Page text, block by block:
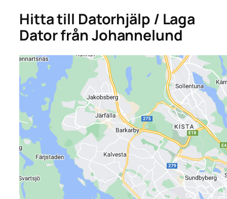
Hitta till Datorhjälp / Laga
Dator från Johannelund